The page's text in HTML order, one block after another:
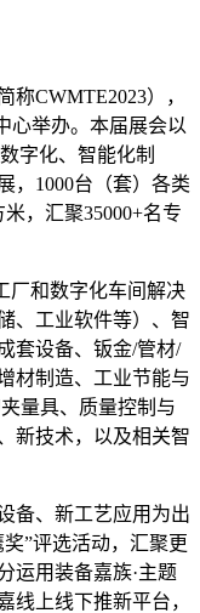
称CWMTE2023），
心举办。本届展会以
字化、智能化制
，1000台（套）各类
，汇聚35000+名专
厂和数字化车间解决
、工业软件等）、智
套设备、钣金/管材/
材制造、工业节能与
量具、质量控制与
新技术，以及相关智
备、新工艺应用为出
”评选活动，汇聚更
运用装备嘉族·主题
线上线下推新平台，